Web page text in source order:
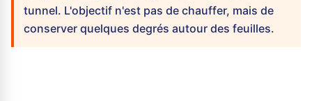
tunnel. L'objectif n'est pas de chauffer, mais de
conserver quelques degrés autour des feuilles.